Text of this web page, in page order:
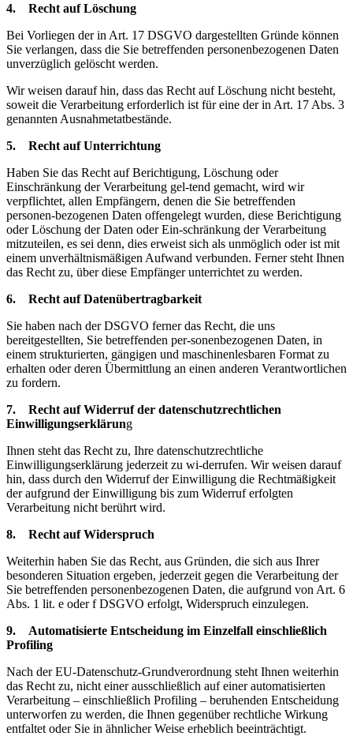
4. Recht auf Löschung
Bei Vorliegen der in Art. 17 DSGVO dargestellten Gründe können
Sie verlangen, dass die Sie betreffenden personenbezogenen Daten
unverzüglich gelöscht werden.
Wir weisen darauf hin, dass das Recht auf Löschung nicht besteht,
soweit die Verarbeitung erforderlich ist für eine der in Art. 17 Abs. 3
genannten Ausnahmetatbestände.
5. Recht auf Unterrichtung
Haben Sie das Recht auf Berichtigung, Löschung oder
Einschränkung der Verarbeitung gel-tend gemacht, wird wir
verpflichtet, allen Empfängern, denen die Sie betreffenden
personen-bezogenen Daten offengelegt wurden, diese Berichtigung
oder Löschung der Daten oder Ein-schränkung der Verarbeitung
mitzuteilen, es sei denn, dies erweist sich als unmöglich oder ist mit
einem unverhältnismäßigen Aufwand verbunden. Ferner steht Ihnen
das Recht zu, über diese Empfänger unterrichtet zu werden.
6. Recht auf Datenübertragbarkeit
Sie haben nach der DSGVO ferner das Recht, die uns
bereitgestellten, Sie betreffenden per-sonenbezogenen Daten, in
einem strukturierten, gängigen und maschinenlesbaren Format zu
erhalten oder deren Übermittlung an einen anderen Verantwortlichen
zu fordern.
7. Recht auf Widerruf der datenschutzrechtlichen
Einwilligungserklärung
Ihnen steht das Recht zu, Ihre datenschutzrechtliche
Einwilligungserklärung jederzeit zu wi-derrufen. Wir weisen darauf
hin, dass durch den Widerruf der Einwilligung die Rechtmäßigkeit
der aufgrund der Einwilligung bis zum Widerruf erfolgten
Verarbeitung nicht berührt wird.
8. Recht auf Widerspruch
Weiterhin haben Sie das Recht, aus Gründen, die sich aus Ihrer
besonderen Situation ergeben, jederzeit gegen die Verarbeitung der
Sie betreffenden personenbezogenen Daten, die aufgrund von Art. 6
Abs. 1 lit. e oder f DSGVO erfolgt, Widerspruch einzulegen.
9. Automatisierte Entscheidung im Einzelfall einschließlich
Profiling
Nach der EU-Datenschutz-Grundverordnung steht Ihnen weiterhin
das Recht zu, nicht einer ausschließlich auf einer automatisierten
Verarbeitung – einschließlich Profiling – beruhenden Entscheidung
unterworfen zu werden, die Ihnen gegenüber rechtliche Wirkung
entfaltet oder Sie in ähnlicher Weise erheblich beeinträchtigt.